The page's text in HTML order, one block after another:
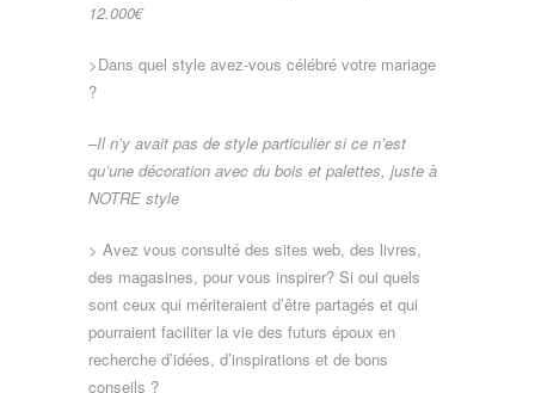
12.000€
>Dans quel style avez-vous célébré votre mariage
?
–Il n’y avait pas de style particulier si ce n’est
qu’une décoration avec du bois et palettes, juste à
NOTRE style
> Avez vous consulté des sites web, des livres,
des magasines, pour vous inspirer? Si oui quels
sont ceux qui mériteraient d’être partagés et qui
pourraient faciliter la vie des futurs époux en
recherche d’idées, d’inspirations et de bons
conseils ?